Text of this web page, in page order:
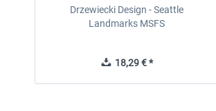
Drzewiecki Design - Seattle
Landmarks MSFS
18,29 € *